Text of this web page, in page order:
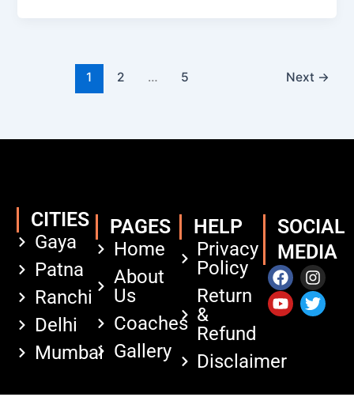
1 2 … 5 Next →
CITIES
Gaya
Patna
Ranchi
Delhi
Mumbai
PAGES
Home
About
Us
Coaches
Gallery
HELP
Privacy
Policy
Return
&
Refund
Disclaimer
SOCIAL
MEDIA
F
a
c
e
o
I
n
s
t
Y
o
u
t
e
T
w
i
t